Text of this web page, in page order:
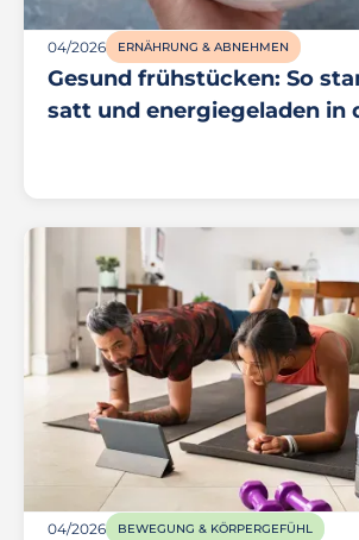
04/2026 ERNÄHRUNG & ABNEHMEN
Gesund frühstücken: So
satt und energiegeladen in
04/2026 BEWEGUNG & KÖRPERGEFÜHL